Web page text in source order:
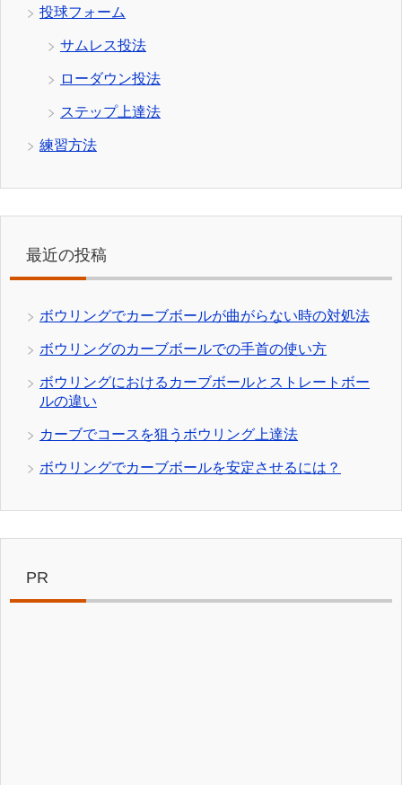
投球フォーム
サムレス投法
ローダウン投法
ステップ上達法
練習方法
最近の投稿
ボウリングでカーブボールが曲がらない時の対処法
ボウリングのカーブボールでの手首の使い方
ボウリングにおけるカーブボールとストレートボー
ルの違い
カーブでコースを狙うボウリング上達法
ボウリングでカーブボールを安定させるには？
PR